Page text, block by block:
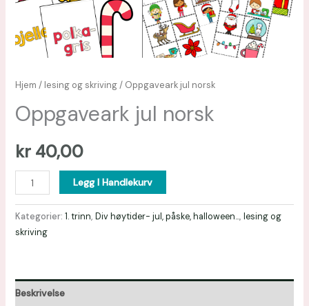
Hjem / lesing og skriving/ Oppgaveark jul norsk
Oppgaveark jul norsk
kr40,00
Legg I Handlekurv
Kategorier: 1. trinn, Div høytider- jul, påske, halloween..., lesing og
skriving
Beskrivelse